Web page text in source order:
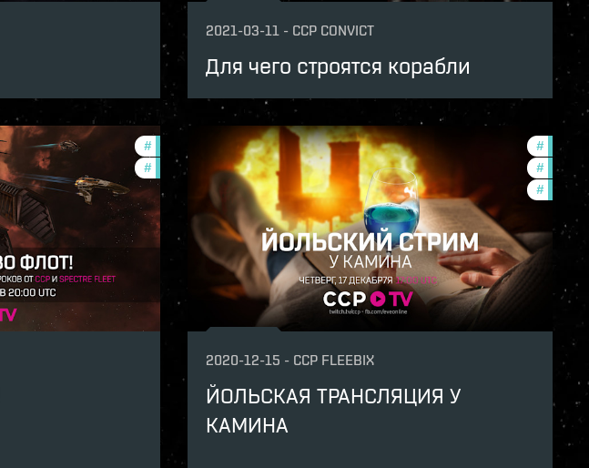
2021-03-11 - CCP CONVICT
Для чего строятся корабли
#reign-2021-quadrant-1
#ccptv
#ccptv
#
#
2020-12-15 - CCP FLEEBIX
ЙОЛЬСКАЯ ТРАНСЛЯЦИЯ У
КАМИНА